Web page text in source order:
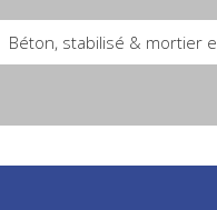
Béton, stabilisé & mortier